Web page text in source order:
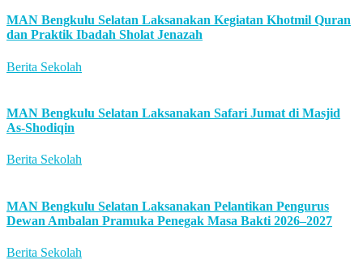
MAN Bengkulu Selatan Laksanakan Kegiatan Khotmil Quran
dan Praktik Ibadah Sholat Jenazah
Berita Sekolah
MAN Bengkulu Selatan Laksanakan Safari Jumat di Masjid
As-Shodiqin
Berita Sekolah
MAN Bengkulu Selatan Laksanakan Pelantikan Pengurus
Dewan Ambalan Pramuka Penegak Masa Bakti 2026–2027
Berita Sekolah